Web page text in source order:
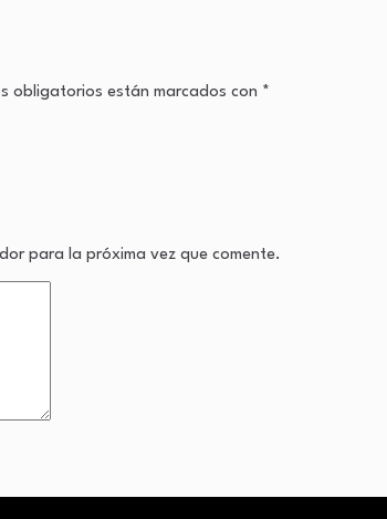
obligatorios están marcados con *
para la próxima vez que comente.